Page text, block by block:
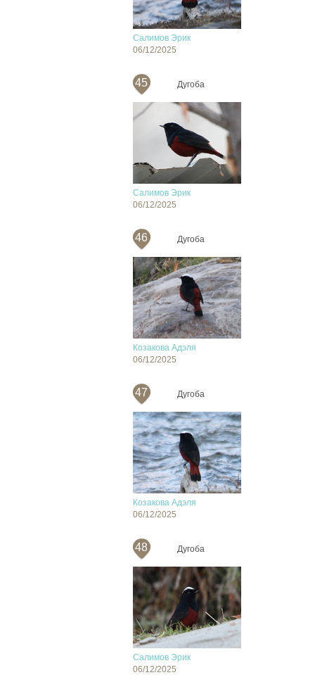
Салимов Эрик
06/12/2025
45 Дугоба
Салимов Эрик
06/12/2025
46 Дугоба
Козакова Адэля
06/12/2025
47 Дугоба
Козакова Адэля
06/12/2025
48 Дугоба
Салимов Эрик
06/12/2025